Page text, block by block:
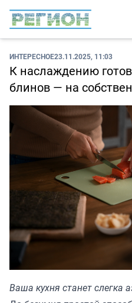
ИНТЕРЕСНОЕ23.11.2025, 11:03
К наслаждению
блинов — на
Ваша кухня станет слегка